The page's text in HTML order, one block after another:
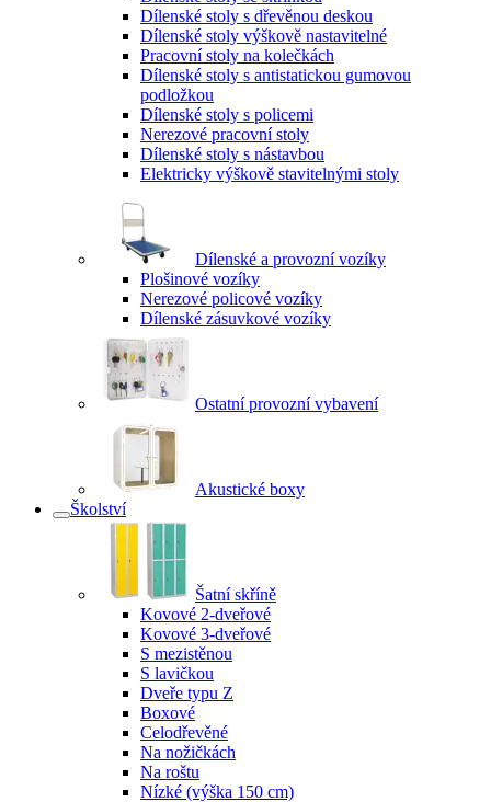
Dílenské stoly s dřevěnou deskou
Dílenské stoly výškově nastavitelné
Pracovní stoly na kolečkách
Dílenské stoly s antistatickou gumovou
podložkou
Dílenské stoly s policemi
Nerezové pracovní stoly
Dílenské stoly s nástavbou
Elektricky výškově stavitelnými stoly
Dílenské a provozní vozíky
Plošinové vozíky
Nerezové policové vozíky
Dílenské zásuvkové vozíky
Ostatní provozní vybavení
Akustické boxy
Školství
Šatní skříně
Kovové 2-dveřové
Kovové 3-dveřové
S mezistěnou
S lavičkou
Dveře typu Z
Boxové
Celodřevěné
Na nožičkách
Na roštu
Nízké (výška 150 cm)